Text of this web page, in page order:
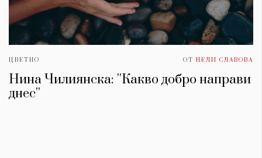
ЦВЕТНО ОТ НЕЛИ СЛАВОВА
Нина Чилиянска: ''Какво добро направи
днес''